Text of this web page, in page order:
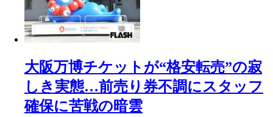
大阪万博チケットが“格安転売”の寂
しき実態…前売り券不調にスタッフ
確保に苦戦の暗雲